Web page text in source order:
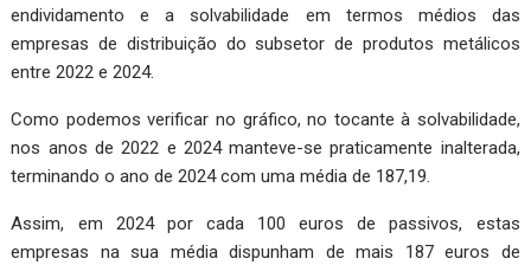
endividamento e a solvabilidade em termos médios das
empresas de distribuição do subsetor de produtos metálicos
entre 2022 e 2024.
Como podemos verificar no gráfico, no tocante à solvabilidade,
nos anos de 2022 e 2024 manteve-se praticamente inalterada,
terminando o ano de 2024 com uma média de 187,19.
Assim, em 2024 por cada 100 euros de pas­sivos, estas
empresas na sua média dispunham de mais 187 euros de